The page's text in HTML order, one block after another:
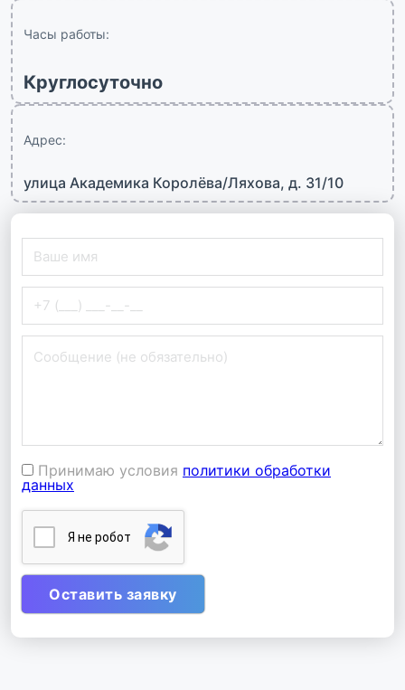
Часы работы:
Круглосуточно
Адрес:
улица Академика Королёва/Ляхова, д. 31/10
Принимаю условия политики обработки
данных
Я нe poбoт